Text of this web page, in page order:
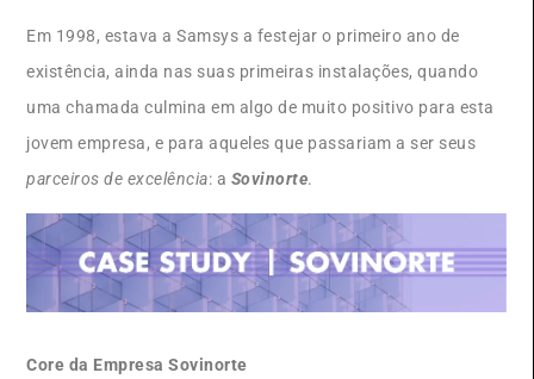
Em 1998, estava a Samsys a festejar o primeiro ano de
existência, ainda nas suas primeiras instalações, quando
uma chamada culmina em algo de muito positivo para esta
jovem empresa, e para aqueles que passariam a ser seus
parceiros de excelência: a Sovinorte.
Core da Empresa Sovinorte